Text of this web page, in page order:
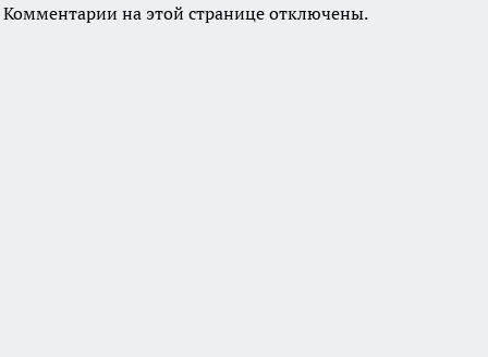
Комментарии на этой странице отключены.